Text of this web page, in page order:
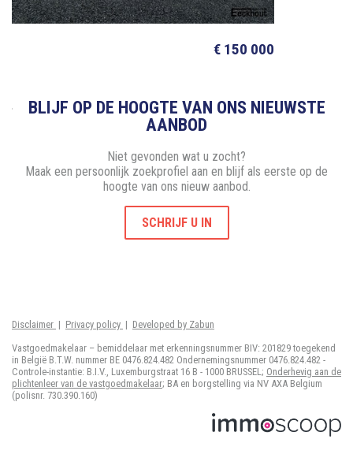
€ 150 000
BLIJF OP DE HOOGTE VAN ONS NIEUWSTE
AANBOD
Niet gevonden wat u zocht?
Maak een persoonlijk zoekprofiel aan en blijf als eerste op de
hoogte van ons nieuw aanbod.
SCHRIJF U IN
Disclaimer | Privacy policy | Developed by Zabun
Vastgoedmakelaar – bemiddelaar met erkenningsnummer BIV: 201829 toegekend
in België B.T.W. nummer BE 0476.824.482 Ondernemingsnummer 0476.824.482 -
Controle-instantie: B.I.V., Luxemburgstraat 16 B - 1000 BRUSSEL; Onderhevig aan de
plichtenleer van de vastgoedmakelaar; BA en borgstelling via NV AXA Belgium
(polisnr. 730.390.160)